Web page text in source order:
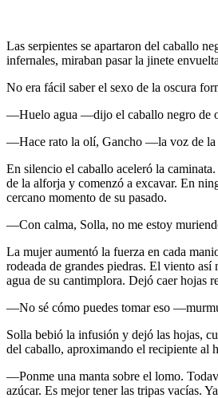
Las serpientes se apartaron del caballo
infernales, miraban pasar la jinete
No era fácil saber el sexo de la oscura
—Huelo agua —dijo el caballo negro de
—Hace rato la olí, Gancho —la voz de la
En silencio el caballo aceleró la
de la alforja y comenzó a excavar. En
cercano momento de su pasado.
—Con calma, Solla, no me estoy
La mujer aumentó la fuerza en cada
rodeada de grandes piedras. El viento
agua de su cantimplora. Dejó caer hojas
—No sé cómo puedes tomar eso
Solla bebió la infusión y dejó las hojas,
del caballo, aproximando el recipiente al
—Ponme una manta sobre el lomo.
azúcar. Es mejor tener las tripas vacías.